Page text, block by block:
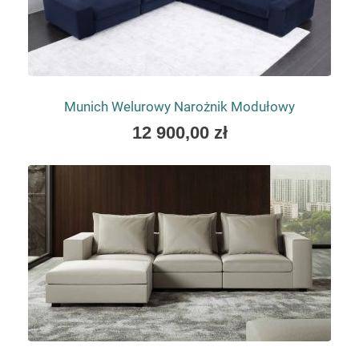
Munich Welurowy Narożnik Modułowy
As
as
12 900,00 zł